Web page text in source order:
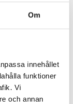
Om
innehållet
funktioner
Vi
och annan
så länge